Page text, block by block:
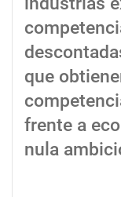
que
frente a
nula